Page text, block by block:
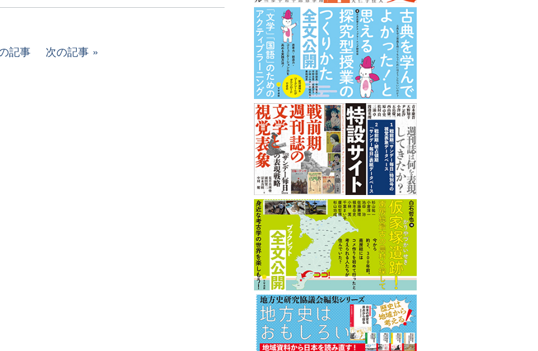
記事 次の記事